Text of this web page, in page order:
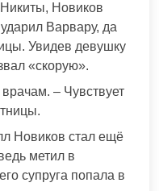
Новиков
Варвару, да
Увидев девушку
«скорую».
– Чувствует
Новиков стал ещё
метил в
супруга попала в